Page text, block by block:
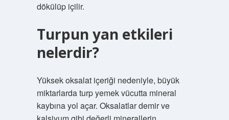
dökülüp içilir.
Turpun yan etkileri
nelerdir?
Yüksek oksalat içeriği nedeniyle, büyük
miktarlarda turp yemek vücutta mineral
kaybına yol açar. Oksalatlar demir ve